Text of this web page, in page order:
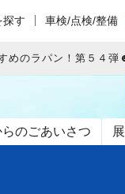
探す 車検/点検/整備
めのラパン！第５４弾
らのごあいさつ